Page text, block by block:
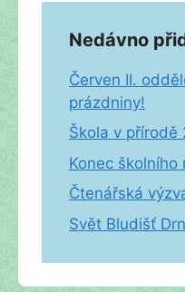
Nedávno
Červen II.
prázdniny!
Škola v přírodě
Konec školního
Čtenářská
Svět Bludišť